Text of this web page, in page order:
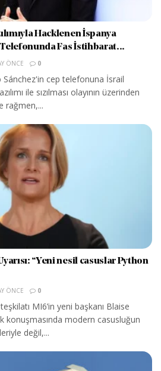
Hacklenen İspanya
Telefonunda Fas İstihbarat...
ÖNCE 0
Sánchez'in cep telefonuna İsrail
ile sızılması olayının üzerinden
rağmen,...
“Yeni nesil casuslar Python
ÖNCE 0
MI6’in yeni başkanı Blaise
konuşmasında modern casusluğun
değil,...